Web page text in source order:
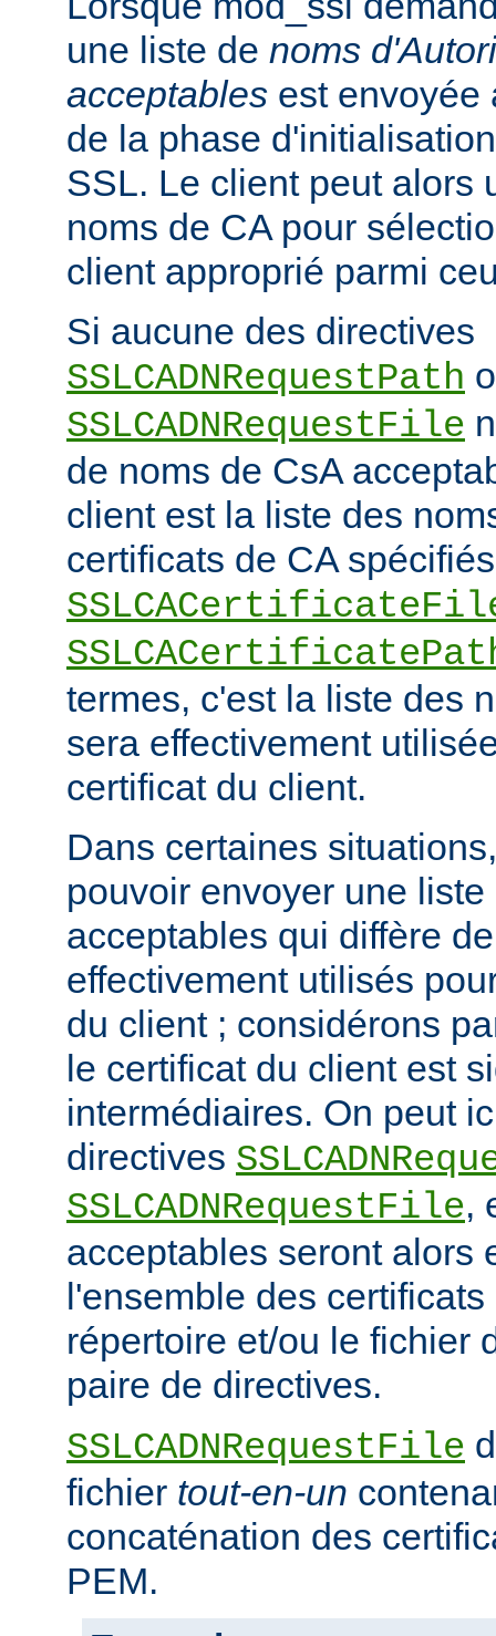
une liste de noms
acceptables est envoyée
de la phase
SSL. Le client peut alors
noms de CA pour
client approprié parmi
Si aucune des directives
SSLCADNRequestPath
SSLCADNRequestFile
de noms de CsA
client est la liste des
certificats de CA
termes, c'est la liste des
sera effectivement
certificat du client.
Dans certaines
pouvoir envoyer une
acceptables qui diffère
effectivement utilisés
du client ; considérons
le certificat du client est
intermédiaires. On peut
directives
SSLCADNRequestFile,
acceptables seront alors
l'ensemble des
répertoire et/ou le fichier
paire de directives.
SSLCADNRequestFile
fichier tout-en-un
concaténation des
PEM.